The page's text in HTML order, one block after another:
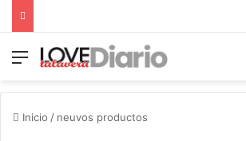
Menú
Inicio / neuvos productos